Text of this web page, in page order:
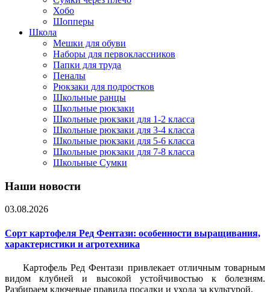
Хобо
Шопперы
Школа
Мешки для обуви
Наборы для первоклассников
Папки для труда
Пеналы
Рюкзаки для подростков
Школьные ранцы
Школьные рюкзаки
Школьные рюкзаки для 1-2 класса
Школьные рюкзаки для 3-4 класса
Школьные рюкзаки для 5-6 класса
Школьные рюкзаки для 7-8 класса
Школьные Сумки
Наши новости
03.08.2026
Сорт картофеля Ред Фентази: особенности выращивания,
характеристики и агротехника
Картофель Ред Фентази привлекает отличным товарным
видом клубней и высокой устойчивостью к болезням.
Разбираем ключевые правила посадки и ухода за культурой.